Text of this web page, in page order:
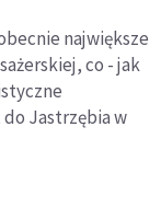
największe
co - jak
Jastrzębia w